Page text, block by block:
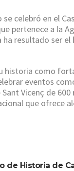
celebró en el
pertenece a la
resultado ser
historia como
eventos
Vicenç de 600
que ofrece
de Historia de